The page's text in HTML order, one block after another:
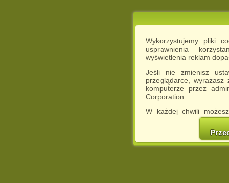
Wykorzystujemy pliki
usprawnienia
wyświetlenia reklam
Jeśli nie zmienisz
przeglądarce,
komputerze przez
Corporation.
W każdej chwili
cookies w swojej
w naszej
http://chomikuj.pl/